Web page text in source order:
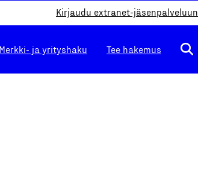
Kirjaudu extranet-jäsenpalveluun
Merkki- ja yrityshaku Tee hakemus